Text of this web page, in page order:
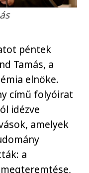
péntek
Tamás, a
elnöke.
című folyóirat
idézve
amelyek
a